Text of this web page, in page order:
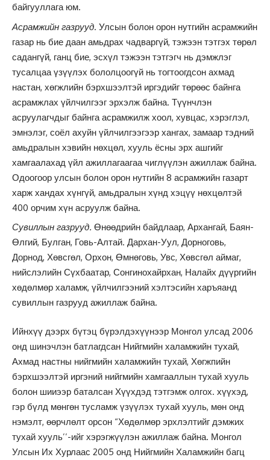
байгууллага юм.
Асрамжийн газрууд. Улсын болон орон нутгийн асрамжийн
газар нь бие даан амьдрах чадваргүй, тэжээн тэтгэх төрөл
садангүй, ганц бие, эсхүл тэжээн тэтгэгч нь дэмжлэг
тусалцаа үзүүлэх бололцоогүй нь тогтоогдсон ахмад
настан, хөгжлийн бэрхшээлтэй иргэдийг төрөөс байнга
асрамжлах үйлчилгээг эрхэлж байна. Түүнчлэн
асруулагчдыг байнга асрамжилж хоол, хувцас, хэрэглэл,
эмнэлэг, соёл ахуйн үйлчилгээгээр хангах, замаар тэдний
амьдралын хэвийн нөхцөл, хууль ёсны эрх ашгийг
хамгаалахад үйл ажиллагаагаа чиглүүлэн ажиллаж байна.
Одоогоор улсын болон орон нутгийн 8 асрамжийн газарт
харж хандах хүнгүй, амьдралын хүнд хэцүү нөхцөлтэй
400 орчим хүн асруулж байна.
Сувиллын газрууд. Өнөөдрийн байдлаар, Архангай, Баян-
Өлгий, Булган, Говь-Алтай. Дархан-Уул, Дорноговь,
Дорнод, Хөвсгөл, Орхон, Өмнөговь, Увс, Хөвсгөл аймаг,
нийслэлийн Сүхбаатар, Сонгинохайрхан, Налайх дүүргийн
хөдөлмөр халамж, үйлчилгээний хэлтэсийн харъяанд
сувиллын газрууд ажиллаж байна.
Ийнхүү дээрх бүтэц бүрэлдэхүүнээр Монгол улсад 2006
онд шинэчлэн батлагдсан Нийгмийн халамжийн тухай,
Ахмад настны нийгмийн халамжийн тухай, Хөгжпийн
бэрхшээлтэй иргэний нийгмийн хамгааллын тухай хууль
болон шииээр баталсан Хүүхдэд тэтгэмж олгох. хүүхэд,
гэр бүлд мөнгөн тусламж үзүүлэх тухай хууль, мөн онд
нэмэлт, өөрчлөлт орсон “Хөдөлмөр эрхлэлтийг дэмжих
тухай хууль’’-ийг хэрэгжүүлэн ажиллаж байна. Монгол
Улсын Их Хурлаас 2005 онд Нийгмийн Халамжийн багц